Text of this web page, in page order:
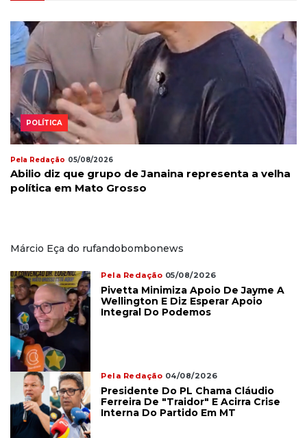
POLÍTICA
Pela Redação 05/08/2026
Abilio diz que grupo de Janaina representa a velha
política em Mato Grosso
Márcio Eça do rufandobombonews
Pela Redação 05/08/2026
Pivetta Minimiza Apoio De Jayme A
Wellington E Diz Esperar Apoio
Integral Do Podemos
Pela Redação 04/08/2026
Presidente Do PL Chama Cláudio
Ferreira De "traidor" E Acirra Crise
Interna Do Partido Em MT